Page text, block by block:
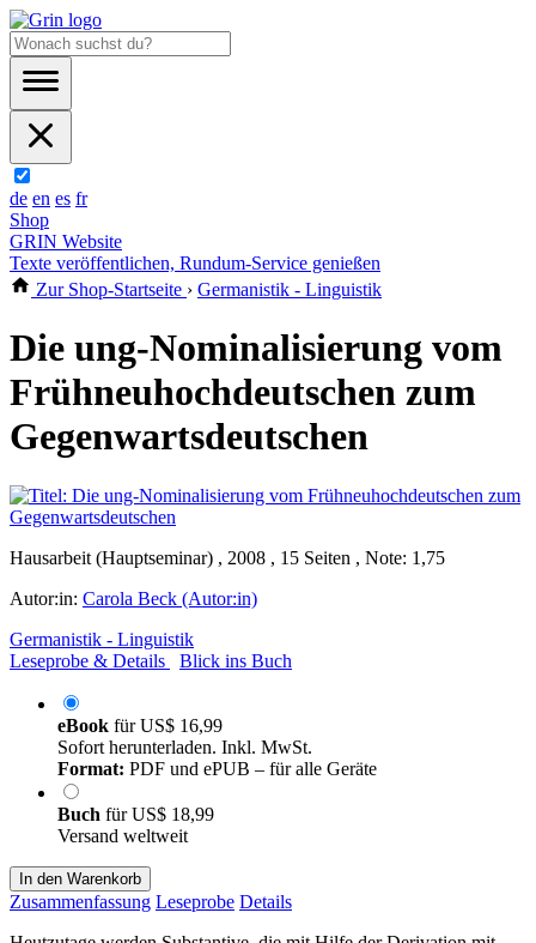
de en es fr
Shop
GRIN Website
Texte veröffentlichen, Rundum-Service genießen
Zur Shop-Startseite › Germanistik - Linguistik
Die ung-Nominalisierung vom
Frühneuhochdeutschen zum
Gegenwartsdeutschen
Hausarbeit (Hauptseminar) , 2008 , 15 Seiten , Note: 1,75
Autor:in: Carola Beck (Autor:in)
Germanistik - Linguistik
Leseprobe & Details
Blick ins Buch
eBook fürUS$ 16,99
Sofort herunterladen. Inkl. MwSt.
Format: PDF und ePUB – für alle Geräte
Buch fürUS$ 18,99
Versand weltweit
In den Warenkorb
Zusammenfassung Leseprobe Details